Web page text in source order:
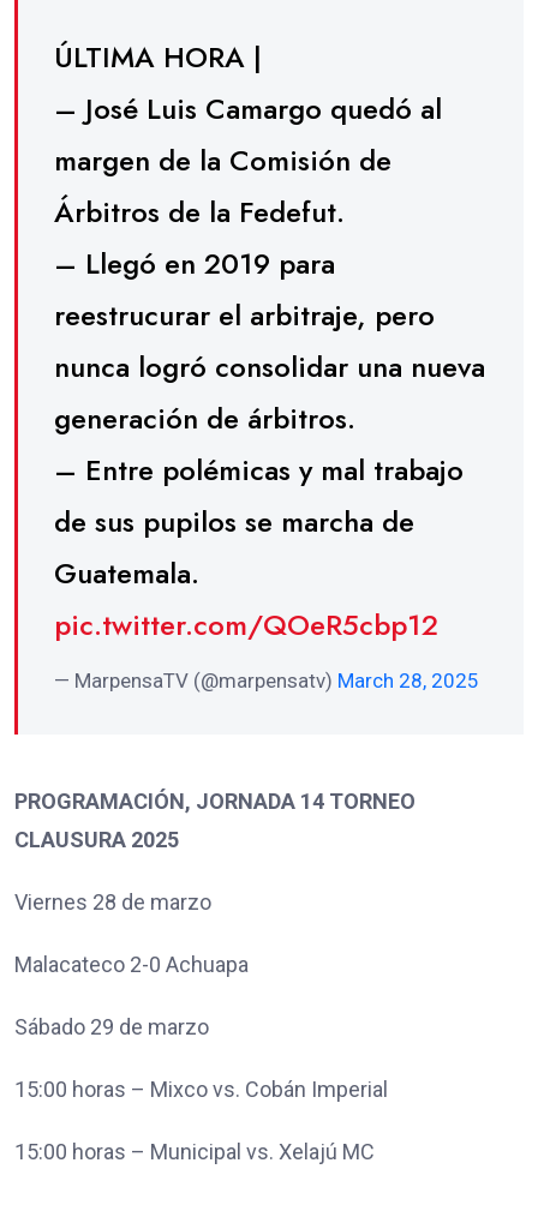
ÚLTIMA HORA |
– José Luis Camargo quedó al
margen de la Comisión de
Árbitros de la Fedefut.
– Llegó en 2019 para
reestrucurar el arbitraje, pero
nunca logró consolidar una nueva
generación de árbitros.
– Entre polémicas y mal trabajo
de sus pupilos se marcha de
Guatemala.
pic.twitter.com/QOeR5cbp12
— MarpensaTV (@marpensatv) March 28, 2025
PROGRAMACIÓN, JORNADA 14 TORNEO
CLAUSURA 2025
Viernes 28 de marzo
Malacateco 2-0 Achuapa
Sábado 29 de marzo
15:00 horas – Mixco vs. Cobán Imperial
15:00 horas – Municipal vs. Xelajú MC